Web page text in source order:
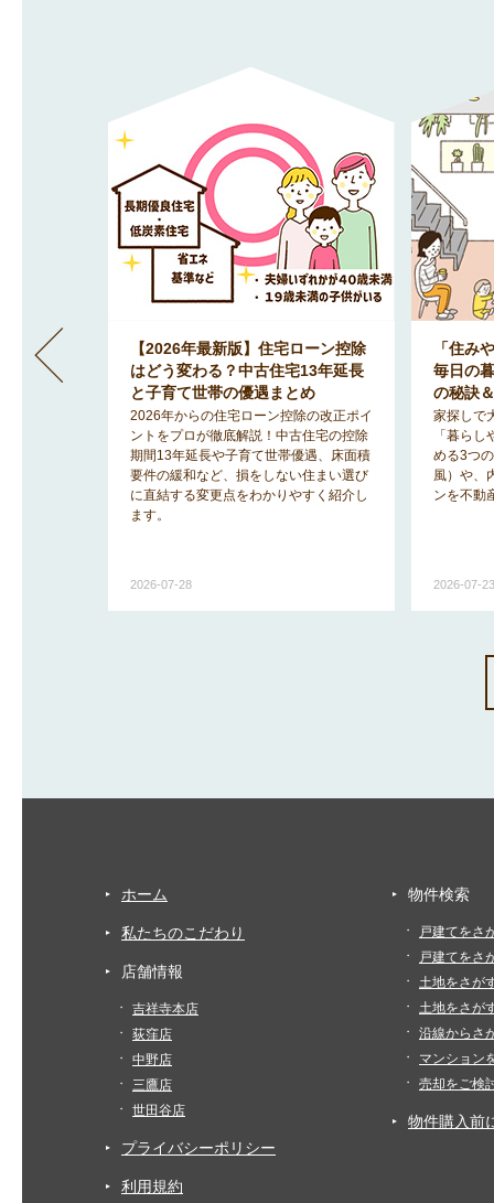
取りが
で明る
【2026年最新版】住宅ローン控除
はどう変わる？中古住宅13年延長
と子育て世帯の優遇まとめ
2026年からの住宅ローン控除の改正ポイ
ントをプロが徹底解説！中古住宅の控除
期間13年延長や子育て世帯優遇、床面積
要件の緩和など、損をしない住まい選び
に直結する変更点をわかりやすく紹介し
ます。
2026-07-28
「住み
毎日の
の秘訣
家探しで
「暮ら
める3つ
風）や、
ンを不動
2026-07-23
ホーム
私たちのこだわり
店舗情報
吉祥寺本店
荻窪店
中野店
三鷹店
世田谷店
プライバシーポリシー
利用規約
物件検索
戸建てをさ
戸建てをさ
土地をさが
土地をさが
沿線からさ
マンション
売却をご検
物件購入前